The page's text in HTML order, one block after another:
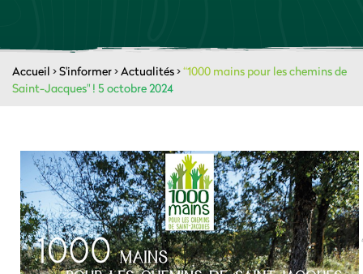
Accueil >S'informer>Actualités>“1000 mains pour les chemins de
Saint-Jacques" ! 5 octobre 2024